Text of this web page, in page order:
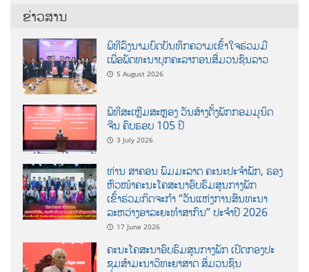
ຂ່າວສານ
ພິທີລົງນາມບົດບັນທຶກຄວາມເຂົ້າໃຈຮ່ວມມື
ເພື່ອພັດທະນາບຸກຄະລາກອນສື່ມວນຊົນລາວ
5 August 2026
ພິທີສະເຫຼີມສະຫຼອງ ວັນສ້າງຕັ້ງພັກກອມມູນິດ
ຈີນ ຄົບຮອບ 105 ປີ
3 July 2026
ທ່ານ ສາຄອນ ພົມມະລາດ ຄະນະປະຈໍາພັກ, ຮອງ
ຫົວໜ້າຄະນະໂຄສະນາອົບຮົມສູນກາງພັກ
ເຂົ້າຮ່ວມກິດຈະກຳ “ວັນແຫ່ງການສົນທະນາ
ລະຫວ່າງອາລະຍະທຳສາກົນ” ປະຈຳປີ 2026
17 June 2026
ຄະນະໂຄສະນາອົບຮົມສູນກາງພັກ ເປີດກອງປະ
ຊຸມສຳມະນາວິທະຍາສາດ ສຶ່ມວນຊົນ